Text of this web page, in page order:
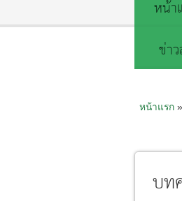
หน้า
ข่า
หน้าแรก»
บท